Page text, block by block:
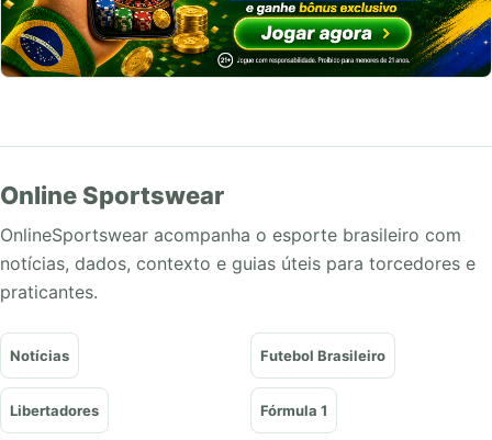
Online Sportswear
OnlineSportswear acompanha o esporte brasileiro com
notícias, dados, contexto e guias úteis para torcedores e
praticantes.
Notícias Futebol Brasileiro
Libertadores Fórmula 1